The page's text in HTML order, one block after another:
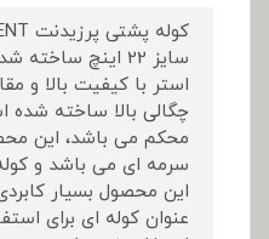
سایز 22 اینچ
استر با کیفیت بالا و
چگالی بالا ساخته شده
محکم می باشد، این
سرمه ای می باشد و
این محصول بسیار
عنوان کوله ای برای